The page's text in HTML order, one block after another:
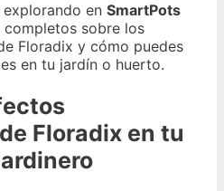
en SmartPots
sobre los
Floradix y cómo puedes
en tu jardín o huerto.
Floradix en tu